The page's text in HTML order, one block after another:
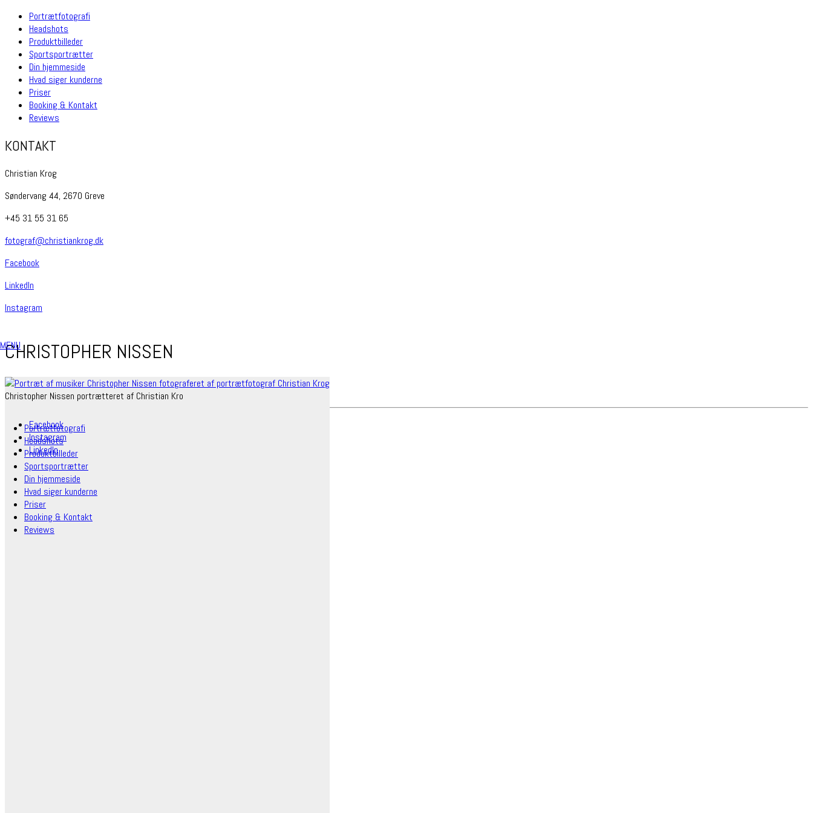
Portrætfotografi
Headshots
Produktbilleder
Sportsportrætter
Din hjemmeside
Hvad siger kunderne
Priser
Booking & Kontakt
Reviews
KONTAKT
Christian Krog
Søndervang 44, 2670 Greve
+45 31 55 31 65
fotograf@christiankrog.dk
Facebook
Linkedln
Instagram
MENU
Portrætfotografi
Headshots
Produktbilleder
Sportsportrætter
Din hjemmeside
Hvad siger kunderne
Priser
Booking & Kontakt
Reviews
CHRISTOPHER NISSEN
Christopher Nissen portrætteret af Christian Kro
Facebook
Instagram
LinkedIn